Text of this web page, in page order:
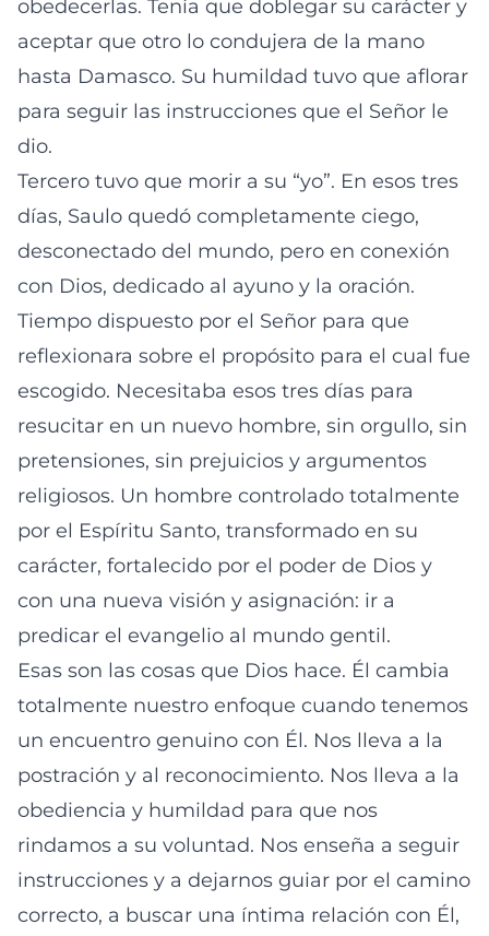
obedecerlas. Tenía que doblegar su carácter y
aceptar que otro lo condujera de la mano
hasta Damasco. Su humildad tuvo que aflorar
para seguir las instrucciones que el Señor le
dio.
Tercero tuvo que morir a su “yo”. En esos tres
días, Saulo quedó completamente ciego,
desconectado del mundo, pero en conexión
con Dios, dedicado al ayuno y la oración.
Tiempo dispuesto por el Señor para que
reflexionara sobre el propósito para el cual fue
escogido. Necesitaba esos tres días para
resucitar en un nuevo hombre, sin orgullo, sin
pretensiones, sin prejuicios y argumentos
religiosos. Un hombre controlado totalmente
por el Espíritu Santo, transformado en su
carácter, fortalecido por el poder de Dios y
con una nueva visión y asignación: ir a
predicar el evangelio al mundo gentil.
Esas son las cosas que Dios hace. Él cambia
totalmente nuestro enfoque cuando tenemos
un encuentro genuino con Él. Nos lleva a la
postración y al reconocimiento. Nos lleva a la
obediencia y humildad para que nos
rindamos a su voluntad. Nos enseña a seguir
instrucciones y a dejarnos guiar por el camino
correcto, a buscar una íntima relación con Él,